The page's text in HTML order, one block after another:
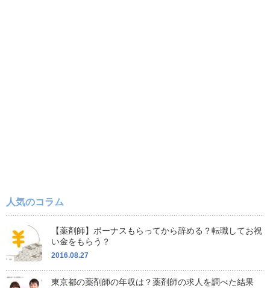
人気のコラム
【薬剤師】ボーナスもらってから辞める？転職してお祝
い金をもらう？
2016.08.27
東京都の薬剤師の年収は？薬剤師の求人を調べた結果